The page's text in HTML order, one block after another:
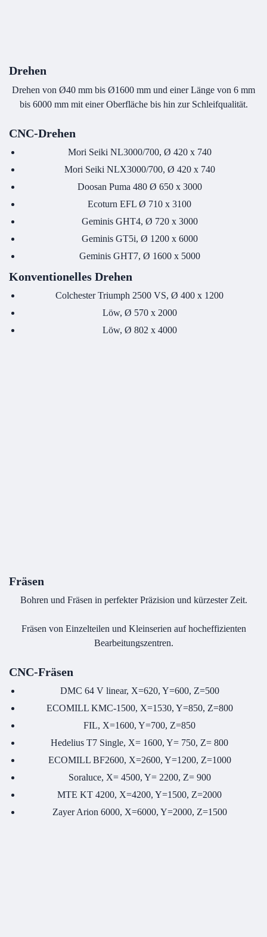
Drehen
Drehen von Ø40 mm bis Ø1600 mm und einer Länge von 6 mm
bis 6000 mm mit einer Oberfläche bis hin zur Schleifqualität.
CNC-Drehen
Mori Seiki NL3000/700, Ø 420 x 740
Mori Seiki NLX3000/700, Ø 420 x 740
Doosan Puma 480 Ø 650 x 3000
Ecoturn EFL Ø 710 x 3100
Geminis GHT4, Ø 720 x 3000
Geminis GT5i, Ø 1200 x 6000
Geminis GHT7, Ø 1600 x 5000
Konventionelles Drehen
Colchester Triumph 2500 VS, Ø 400 x 1200
Löw, Ø 570 x 2000
Löw, Ø 802 x 4000
Fräsen
Bohren und Fräsen in perfekter Präzision und kürzester Zeit.
Fräsen von Einzelteilen und Kleinserien auf hocheffizienten
Bearbeitungszentren.
CNC-Fräsen
DMC 64 V linear, X=620, Y=600, Z=500
ECOMILL KMC-1500, X=1530, Y=850, Z=800
FIL, X=1600, Y=700, Z=850
Hedelius T7 Single, X= 1600, Y= 750, Z= 800
ECOMILL BF2600, X=2600, Y=1200, Z=1000
Soraluce, X= 4500, Y= 2200, Z= 900
MTE KT 4200, X=4200, Y=1500, Z=2000
Zayer Arion 6000, X=6000, Y=2000, Z=1500